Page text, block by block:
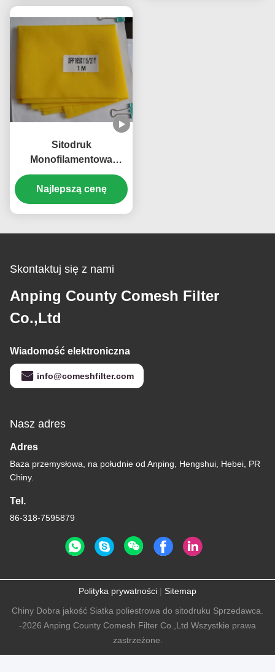
Sitodruk
Monofilamentowa
poliestrowa siatka,
165T-31 Żółta tkanina
do rozciągania
Najlepszą cenę
Skontaktuj się z nami
Anping County Comesh Filter
Co.,Ltd
Wiadomość elektroniczna
info@comeshfilter.com
Nasz adres
Adres
Baza przemysłowa, na południe od Anping, Hengshui, Hebei, PR
Chiny.
Tel.
86-318-7595879
Polityka prywatności | Sitemap
Chiny Dobra jakość Siatka poliestrowa do sitodruku Sprzedawca.
-2026 Anping County Comesh Filter Co.,Ltd Wszystkie prawa
zastrzeżone.